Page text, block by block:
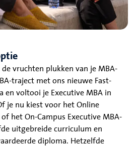
vruchten plukken van je MBA-
traject met ons nieuwe Fast-
en voltooi je Executive MBA in
je nu kiest voor het Online
het On-Campus Executive MBA-
uitgebreide curriculum en
diploma. Hetzelfde